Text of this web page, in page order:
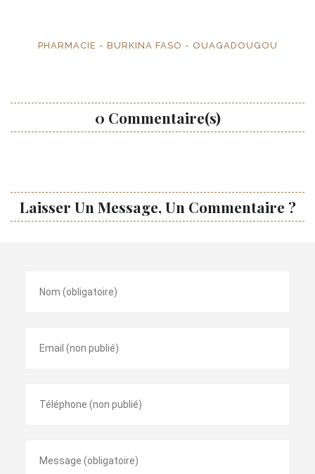
PHARMACIE - BURKINA FASO - OUAGADOUGOU
0 Commentaire(s)
Laisser Un Message, Un Commentaire ?